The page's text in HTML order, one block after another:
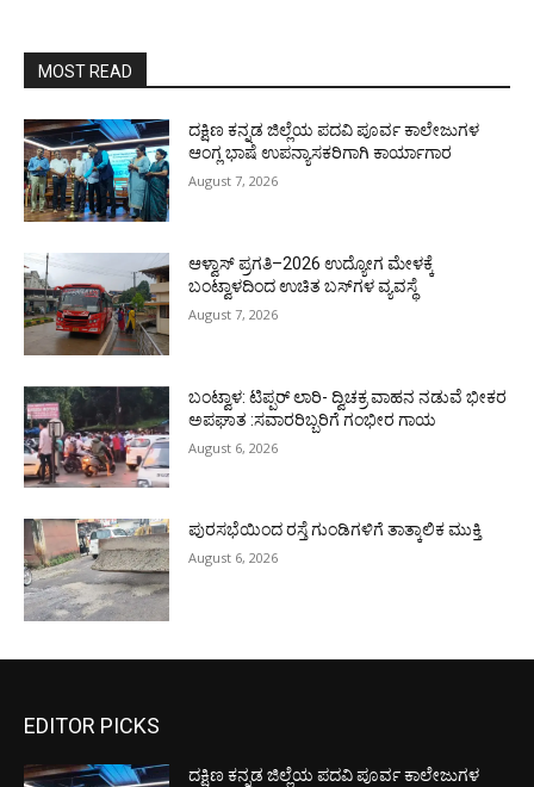
MOST READ
ದಕ್ಷಿಣ ಕನ್ನಡ ಜಿಲ್ಲೆಯ ಪದವಿ ಪೂರ್ವ ಕಾಲೇಜುಗಳ
ಆಂಗ್ಲ ಭಾಷೆ ಉಪನ್ಯಾಸಕರಿಗಾಗಿ ಕಾರ್ಯಾಗಾರ
August 7, 2026
ಆಳ್ವಾಸ್ ಪ್ರಗತಿ–2026 ಉದ್ಯೋಗ ಮೇಳಕ್ಕೆ
ಬಂಟ್ವಾಳದಿಂದ ಉಚಿತ ಬಸ್‌ಗಳ ವ್ಯವಸ್ಥೆ
August 7, 2026
ಬಂಟ್ವಾಳ: ಟಿಪ್ಪರ್ ಲಾರಿ- ದ್ವಿಚಕ್ರ ವಾಹನ ನಡುವೆ ಭೀಕರ
ಅಪಘಾತ :ಸವಾರರಿಬ್ಬರಿಗೆ ಗಂಭೀರ ಗಾಯ
August 6, 2026
ಪುರಸಭೆಯಿಂದ ರಸ್ತೆ ಗುಂಡಿಗಳಿಗೆ ತಾತ್ಕಾಲಿಕ ಮುಕ್ತಿ
August 6, 2026
EDITOR PICKS
ದಕ್ಷಿಣ ಕನ್ನಡ ಜಿಲ್ಲೆಯ ಪದವಿ ಪೂರ್ವ ಕಾಲೇಜುಗಳ